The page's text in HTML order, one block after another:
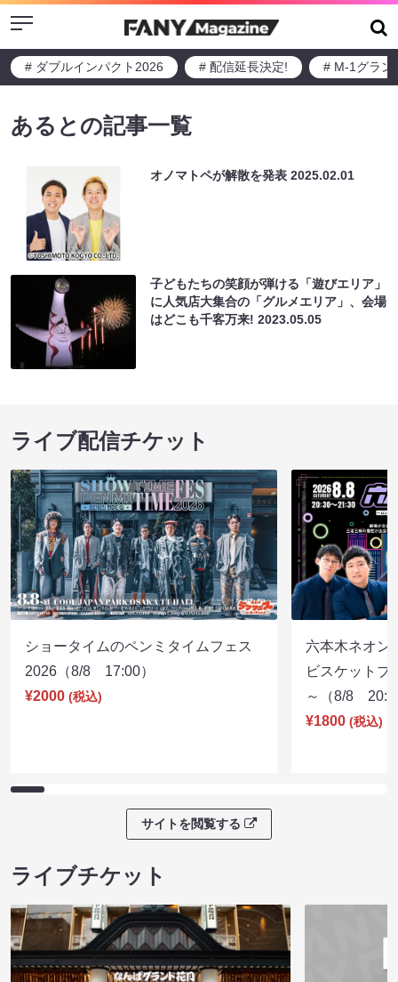
Menu
# ダブルインパクト2026 # 配信延長決定! # M-1グラン
あるとの記事一覧
オノマトペが解散を発表2025.02.01
子どもたちの笑顔が弾ける「遊びエリア」
に人気店大集合の「グルメエリア」、会場
はどこも千客万来!2023.05.05
ライブ配信チケット
ショータイムのペンミタイムフェス
2026（8/8 17:00）
¥2000 (税込)
六本木ネオン
ビスケットブ
～（8/8
¥1800 (税込)
サイトを閲覧する
ライブチケット